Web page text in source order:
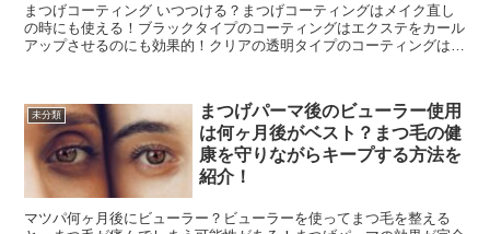
まつげコーティング いつつける？まつげコーティングはメイク直し
の時にも使える！ブラックタイプのコーティングはエクステをカール
アップさせるのにも効果的！クリアの透明タイプのコーティングは日
未分類
まつげパーマ後のビューラー使用
は何ヶ月後がベスト？まつ毛の健
康を守りながらキープする方法を
紹介！
マツパ何ヶ月後にビューラー？ビューラーを使ってまつ毛を整える